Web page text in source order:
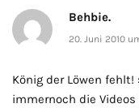
Behbie.
20. Juni 2010
König der Löwen fehlt!
immernoch die Videos